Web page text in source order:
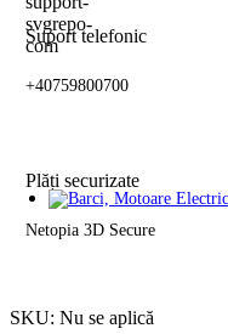
Suport telefonic
+40759800700
Plăți securizate
Netopia 3D Secure
SKU: Nu se aplică